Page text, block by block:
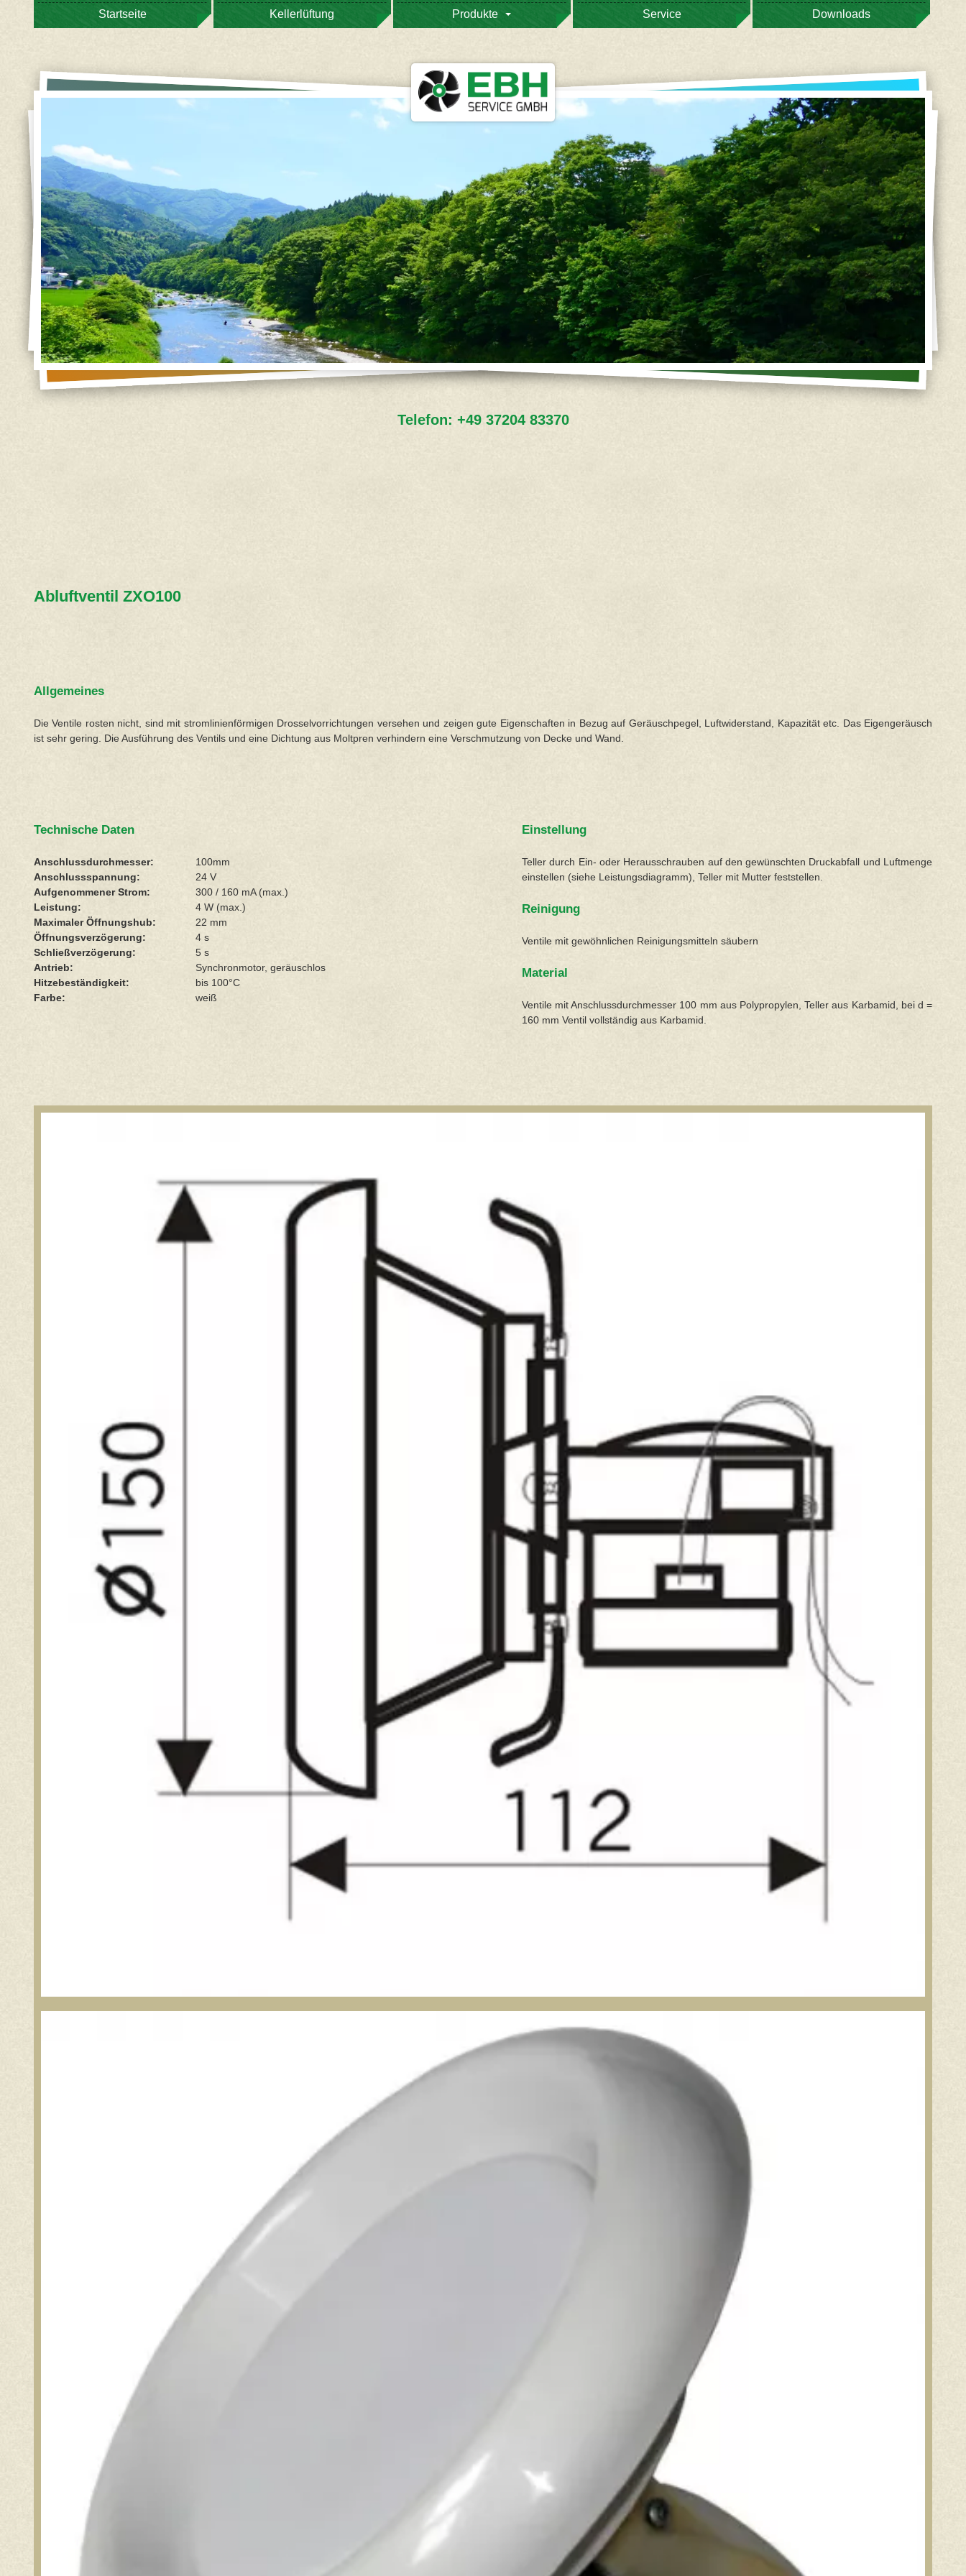
Startseite Kellerlüftung Produkte Service Downloads
Telefon: +49 37204 83370
Abluftventil ZXO100
Allgemeines
Die Ventile rosten nicht, sind mit stromlinienförmigen Drosselvorrichtungen versehen und zeigen gute Eigenschaften in Bezug auf Geräuschpegel, Luftwiderstand, Kapazität etc. Das Eigengeräusch
ist sehr gering. Die Ausführung des Ventils und eine Dichtung aus Moltpren verhindern eine Verschmutzung von Decke und Wand.
Technische Daten
Anschlussdurchmesser:
100mm
Anschlussspannung:
24 V
Aufgenommener Strom:
300 / 160 mA (max.)
Leistung:
4 W (max.)
Maximaler Öffnungshub:
22 mm
Öffnungsverzögerung:
4 s
Schließverzögerung:
5 s
Antrieb:
Synchronmotor, geräuschlos
Hitzebeständigkeit:
bis 100°C
Farbe:
weiß
Einstellung
Teller durch Ein- oder Herausschrauben auf den gewünschten Druckabfall und Luftmenge
einstellen (siehe Leistungsdiagramm), Teller mit Mutter feststellen.
Reinigung
Ventile mit gewöhnlichen Reinigungsmitteln säubern
Material
Ventile mit Anschlussdurchmesser 100 mm aus Polypropylen, Teller aus Karbamid, bei d =
160 mm Ventil vollständig aus Karbamid.